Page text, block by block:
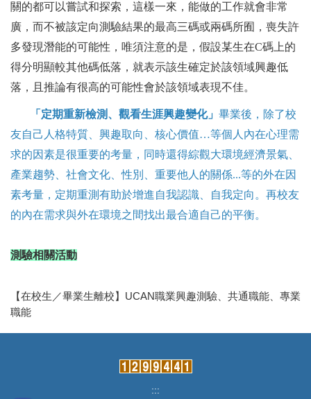
關的都可以嘗試和探索，這樣一來，能做的工作就會非常
廣，而不被該定向測驗結果的最高三碼或兩碼所囿，喪失許
多發現潛能的可能性，唯須注意的是，假設某生在C碼上的
得分明顯較其他碼低落，就表示該生確定於該領域興趣低
落，且推論有很高的可能性會於該領域表現不佳。
「定期重新檢測、觀看生涯興趣變化」畢業後，除了校
友自己人格特質、興趣取向、核心價值…等個人內在心理需
求的因素是很重要的考量，同時還得綜觀大環境經濟景氣、
產業趨勢、社會文化、性別、重要他人的關係...等的外在因
素考量，定期重測有助於增進自我認識、自我定向。再校友
的內在需求與外在環境之間找出最合適自己的平衡。
測驗相關活動
【在校生／畢業生離校】UCAN職業興趣測驗、共通職能、專業
職能
:::